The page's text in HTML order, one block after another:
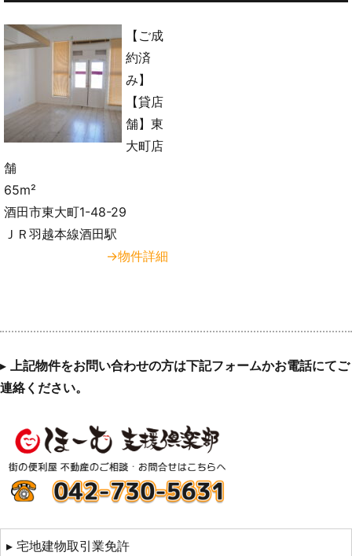
【ご成
約済
み】
【貸店
舗】東
大町店
舗
65m²
酒田市東大町1-48-29
ＪＲ羽越本線酒田駅
→物件詳細
▸ 上記物件をお問い合わせの方は下記フォームかお電話にてご
連絡ください。
▸ 宅地建物取引業免許